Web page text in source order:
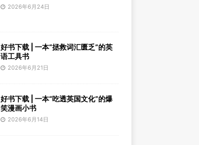
2026年6月24日
好书下载 | 一本“拯救词汇匮乏”的英
语工具书
2026年6月21日
好书下载 | 一本“吃透英国文化”的爆
笑漫画小书
2026年6月14日